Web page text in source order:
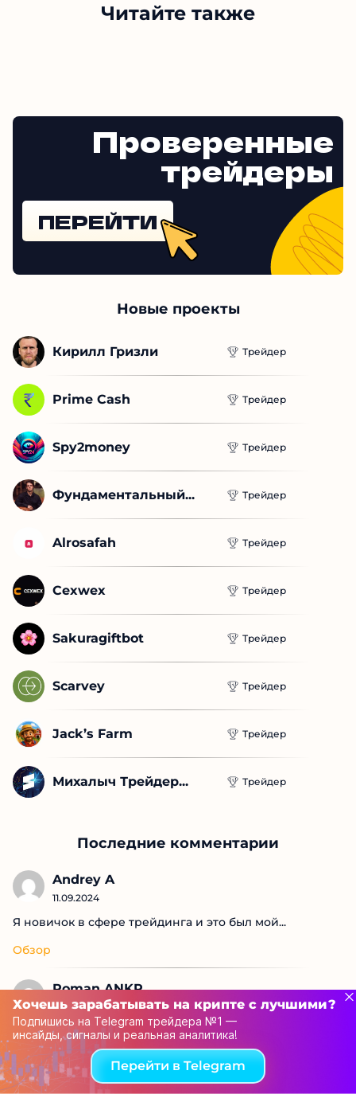
Читайте также
Проверенные
трейдеры
ПЕРЕЙТИ
Новые проекты
Кирилл Гризли Трейдер
Prime Cash Трейдер
Spy2money Трейдер
Фундаментальный... Трейдер
Alrosafah Трейдер
Cexwex Трейдер
Sakuragiftbot Трейдер
Scarvey Трейдер
Jack’s Farm Трейдер
Михалыч Трейдер... Трейдер
Последние комментарии
Andrey A
11.09.2024
Я новичок в сфере трейдинга и это был мой...
Обзор
Roman ANKR
11.09.2024
Дает связки и ссылку на платформу, где я...
Обзор
Хочешь зарабатывать на крипте с лучшими?
Подпишись на Telegram трейдера №1 —
инсайды, сигналы и реальная аналитика!
Перейти в Telegram